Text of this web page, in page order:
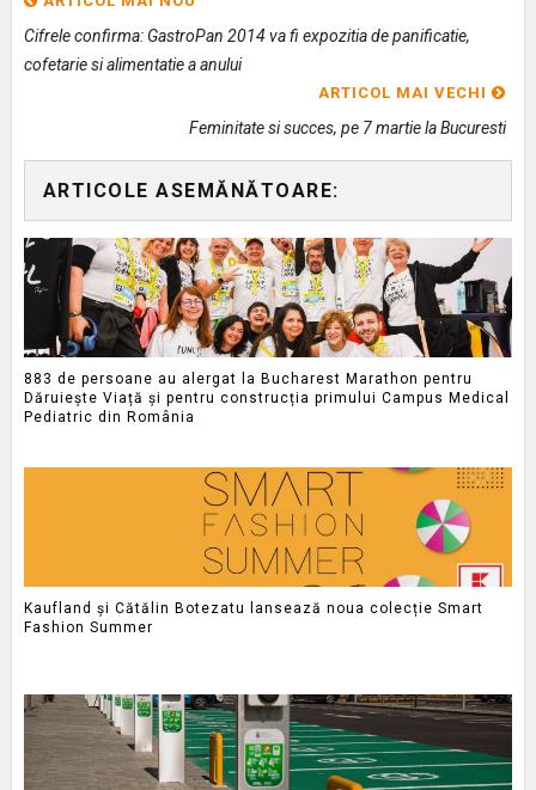
Cifrele confirma: GastroPan 2014 va fi expozitia de panificatie,
cofetarie si alimentatie a anului
ARTICOL MAI VECHI
Feminitate si succes, pe 7 martie la Bucuresti
ARTICOLE ASEMĂNĂTOARE:
883 de persoane au alergat la Bucharest Marathon pentru
Dăruiește Viață și pentru construcția primului Campus Medical
Pediatric din România
Kaufland și Cătălin Botezatu lansează noua colecție Smart
Fashion Summer